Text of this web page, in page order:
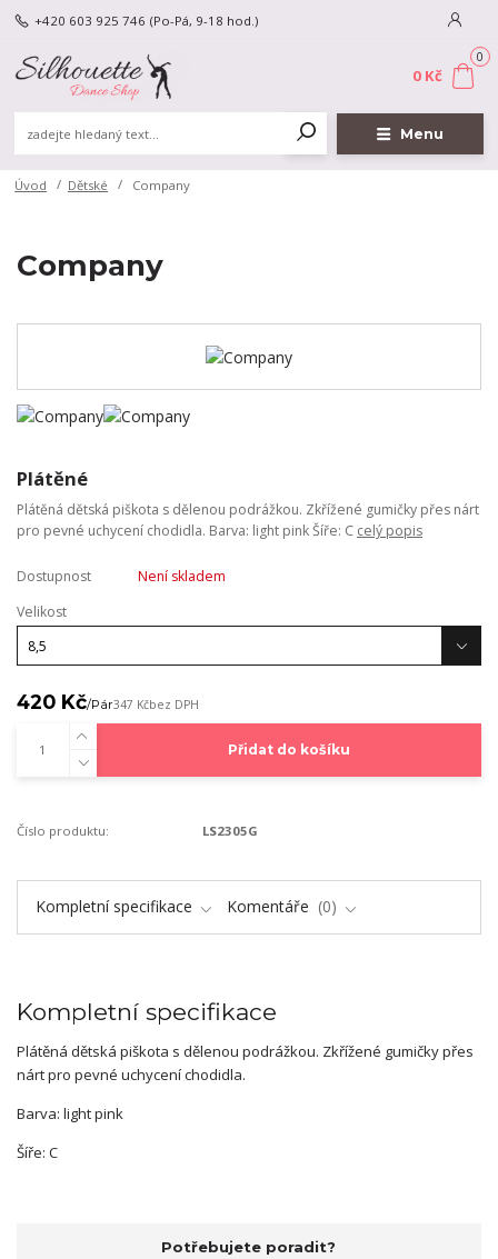
Menu
+420 603 925 746 (Po-Pá, 9-18 hod.)
0
0 Kč
Úvod Dětské Company
Company
Plátěné
Plátěná dětská piškota s dělenou podrážkou. Zkřížené gumičky přes nárt
pro pevné uchycení chodidla. Barva: light pink Šíře: C celý popis
Dostupnost
Není skladem
Velikost
420 Kč/Pár347 Kčbez DPH
Přidat do košíku
Číslo produktu: LS2305G
Kompletní specifikace Komentáře 0
Kompletní specifikace
Plátěná dětská piškota s dělenou podrážkou. Zkřížené gumičky přes
nárt pro pevné uchycení chodidla.
Barva: light pink
Šíře: C
Potřebujete poradit?